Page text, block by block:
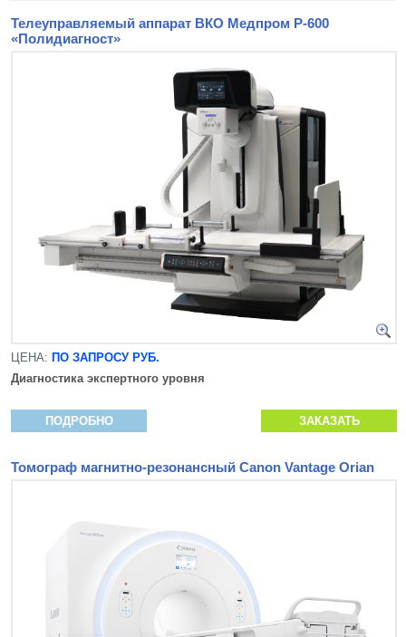
Телеуправляемый аппарат ВКО Медпром Р-600
«Полидиагност»
ЦЕНА: ПО ЗАПРОСУ РУБ.
Диагностика экспертного уровня
ПОДРОБНО ЗАКАЗАТЬ
Томограф магнитно-резонансный Canon Vantage Orian